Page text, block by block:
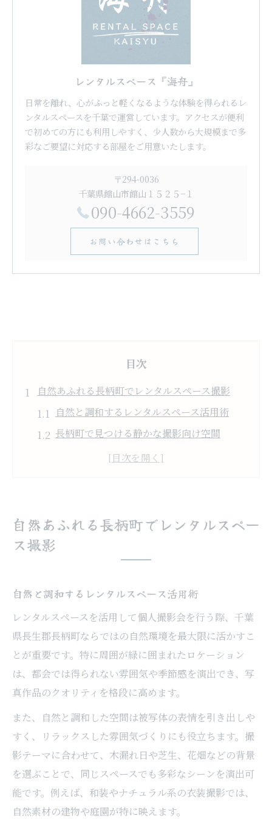
レンタルスペース『海舟』
日常を離れ、心がふっと軽くなるような体験を得られるレ
ンタルスペースを千葉で運営しています。アクセスが便利
で初めての方にも利用しやすく、少人数から大規模まで多
彩なご要望に対応する部屋をご用意いたします。
〒294-0036
千葉県館山市館山１５２５−１
090-4662-3559
お問い合わせはこちら
目次
自然あふれる長柄町でレンタルスペース撮影
自然と調和するレンタルスペース活用術
長柄町で見つける静かな撮影向け空間
レンタルスペースで叶う緑あふれる撮影体
撮影会に最適な長柄町の空間特徴とは
個人撮影会に適した空間を選ぶ秘訣
レンタルスペース選びで失敗しない要点
利用目的に合わせたレンタルスペースの選
択
撮影映えするレンタルスペースの重要ポイ
ント
快適な個人撮影会のための空間条件
長生郡のレンタルスペース活用の新提案
レンタルスペースで多目的利用を実現する
方法
作品撮りがはかどる長生郡の活用例紹介
レンタルスペースを活かした新感覚撮影会
貸切空間を活用した自由な撮影スタイル
自然あふれる長柄町でレンタルスペー
ス撮影
自然と調和するレンタルスペース活用術
レンタルスペースを活用して個人撮影会を行う際、千葉
県長生郡長柄町ならではの自然環境を最大限に活かすこ
とが重要です。特に周囲が緑に囲まれたロケーション
は、都会では得られない雰囲気や季節感を演出でき、写
真作品のクオリティを格段に高めます。
また、自然と調和した空間は被写体の表情を引き出しや
すく、リラックスした雰囲気づくりにも役立ちます。撮
影テーマに合わせて、木漏れ日や芝生、花畑などの背景
を選ぶことで、同じスペースでも多彩なシーンを演出可
能です。例えば、和装やナチュラル系の衣装撮影では、
自然素材の建物や庭園が特に映えます。